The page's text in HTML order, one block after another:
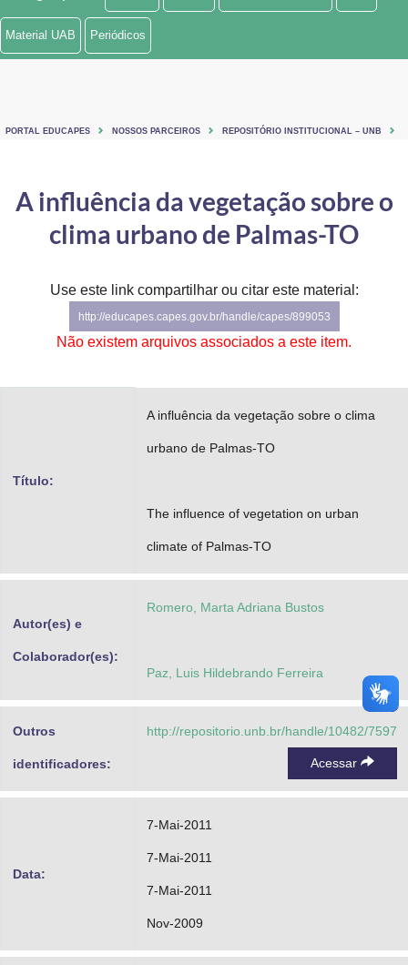
Ministério de Minas e Energia
Controladoria-Geral da União
Secretaria-Geral
Secretaria de Governo
Gabinete de Segurança Institucional
Material UAB Periódicos
PORTAL EDUCAPES NOSSOS PARCEIROS REPOSITÓRIO INSTITUCIONAL – UNB
A influência da vegetação sobre o
clima urbano de Palmas-TO
Use este link compartilhar ou citar este material:
http://educapes.capes.gov.br/handle/capes/899053
Não existem arquivos associados a este item.
Título:
A influência da vegetação sobre o clima
urbano de Palmas-TO
The influence of vegetation on urban
climate of Palmas-TO
Autor(es) e
Colaborador(es):
Romero, Marta Adriana Bustos
Paz, Luis Hildebrando Ferreira
Outros
identificadores:
http://repositorio.unb.br/handle/10482/7597
Acessar
Data:
7-Mai-2011
7-Mai-2011
7-Mai-2011
Nov-2009